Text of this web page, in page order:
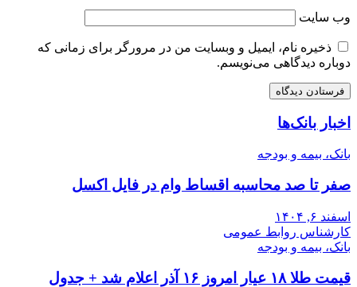
وب‌ سایت
ذخیره نام، ایمیل و وبسایت من در مرورگر برای زمانی که
دوباره دیدگاهی می‌نویسم.
اخبار بانک‌ها
بانک، بیمه و بودجه
صفر تا صد محاسبه اقساط وام در فایل اکسل
اسفند ۶, ۱۴۰۴
کارشناس روابط عمومی
بانک، بیمه و بودجه
قیمت طلا ۱۸ عیار امروز ۱۶ آذر اعلام شد + جدول